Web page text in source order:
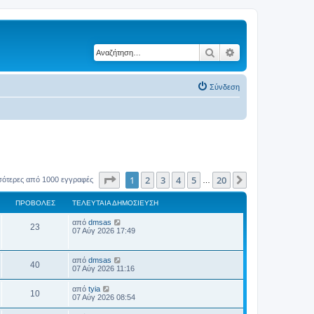
Αναζήτηση
Σύνδεση
από 1000 εγγραφές Σελίδα1 από 20
1 2 3 4 5 20
ΠΡΟΒΟΛΈΣ ΤΕΛΕΥΤΑΊΑ ΔΗΜΟΣΊΕΥΣΗ
23
ο
β
Τ
ε
τ
α
ί
α
δ
από dmsas
07 Αύγ 2026 17:49
40Π
ρ
Τ
ε
υ
τ
α
από dmsas
07 Αύγ 2026 11:16
10Π
ρ
Τ
ε
από tyia
07 Αύγ 2026 08:54